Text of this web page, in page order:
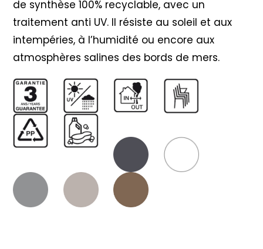
de synthèse 100% recyclable, avec un
traitement anti UV. Il résiste au soleil et aux
intempéries, à l’humidité ou encore aux
atmosphères salines des bords de mers.